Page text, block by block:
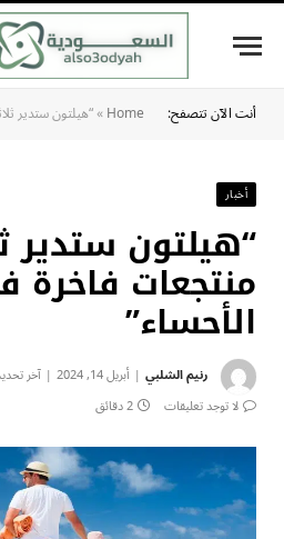
أنت الآن تتصفح: Home
»“هيلتون ستدير
أخبار
“هيلتون ستدير
منتجعات
الأحساء”
رنيم الشلبي أبريل 14, 2024 آخر
لا توجد تعليقات
2 دقائق